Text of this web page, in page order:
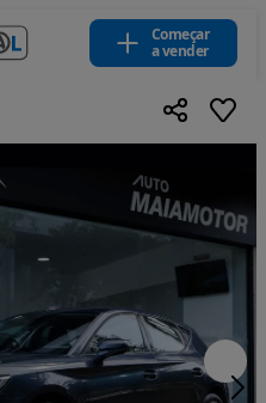
Começar
a vender